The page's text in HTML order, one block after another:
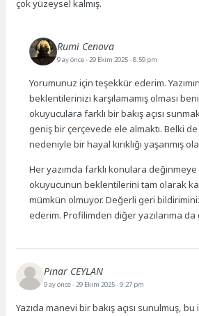
çok yüzeysel kalmış.
Rumi Cenova
9 ay önce- 29 Ekim 2025 - 8:59 pm
Yorumunuz için teşekkür ederim. Yazımın
beklentilerinizi karşılamamış olması
okuyuculara farklı bir bakış açısı
geniş bir çerçevede ele almaktı. Belki
nedeniyle bir hayal kırıklığı yaşanmış
Her yazımda farklı konulara değinmeye
okuyucunun beklentilerini tam olarak
mümkün olmuyor. Değerli geri
ederim. Profilimden diğer yazılarıma
Pınar CEYLAN
9 ay önce- 29 Ekim 2025 - 9:27 pm
Yazıda manevi bir bakış açısı sunulmuş,